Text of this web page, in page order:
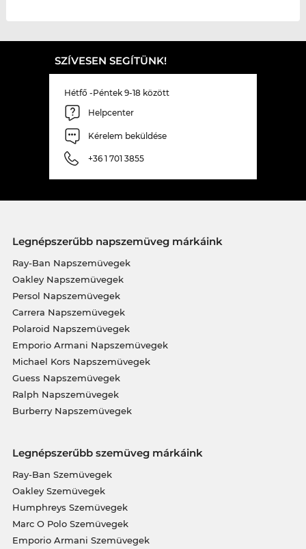
SZÍVESEN SEGÍTÜNK!
Hétfő -Péntek 9-18 között
Helpcenter
Kérelem beküldése
+36 1 701 3855
Legnépszerűbb napszemüveg márkáink
Ray-Ban Napszemüvegek
Oakley Napszemüvegek
Persol Napszemüvegek
Carrera Napszemüvegek
Polaroid Napszemüvegek
Emporio Armani Napszemüvegek
Michael Kors Napszemüvegek
Guess Napszemüvegek
Ralph Napszemüvegek
Burberry Napszemüvegek
Legnépszerűbb szemüveg márkáink
Ray-Ban Szemüvegek
Oakley Szemüvegek
Humphreys Szemüvegek
Marc O Polo Szemüvegek
Emporio Armani Szemüvegek